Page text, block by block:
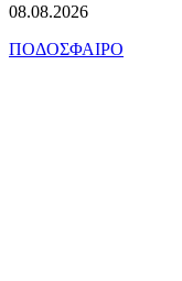
08.08.2026
ΠΟΔΟΣΦΑΙΡΟ